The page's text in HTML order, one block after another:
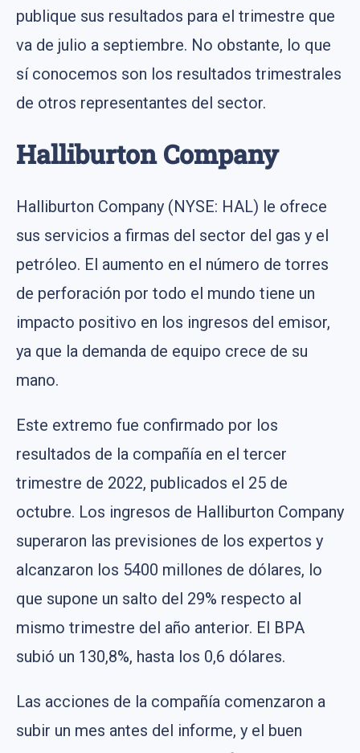
publique sus resultados para el trimestre que
va de julio a septiembre. No obstante, lo que
sí conocemos son los resultados trimestrales
de otros representantes del sector.
Halliburton Company
Halliburton Company (NYSE: HAL) le ofrece
sus servicios a firmas del sector del gas y el
petróleo. El aumento en el número de torres
de perforación por todo el mundo tiene un
impacto positivo en los ingresos del emisor,
ya que la demanda de equipo crece de su
mano.
Este extremo fue confirmado por los
resultados de la compañía en el tercer
trimestre de 2022, publicados el 25 de
octubre. Los ingresos de Halliburton Company
superaron las previsiones de los expertos y
alcanzaron los 5400 millones de dólares, lo
que supone un salto del 29% respecto al
mismo trimestre del año anterior. El BPA
subió un 130,8%, hasta los 0,6 dólares.
Las acciones de la compañía comenzaron a
subir un mes antes del informe, y el buen